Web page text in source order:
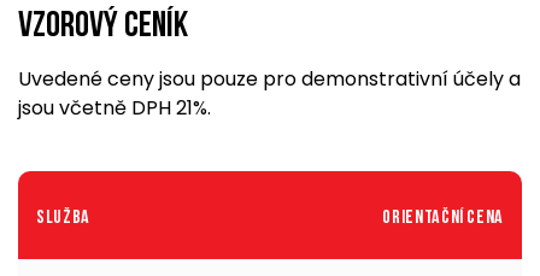
Vzorový ceník
Uvedené ceny jsou pouze pro demonstrativní účely a
jsou včetně DPH 21%.
Služba Orientační cena